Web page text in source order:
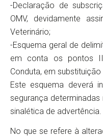
-Declaração de
OMV, devidamente
Veterinário;
-Esquema geral de
em conta os pontos
Conduta, em
Este esquema deverá
segurança
sinalética de advertência.
No que se refere à